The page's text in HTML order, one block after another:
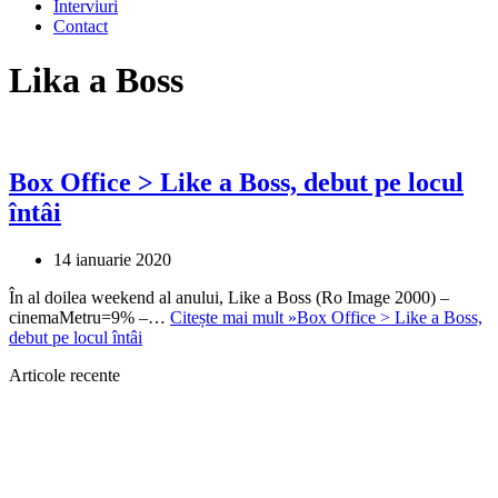
Interviuri
Contact
Lika a Boss
Box Office > Like a Boss, debut pe locul
întâi
14 ianuarie 2020
În al doilea weekend al anului, Like a Boss (Ro Image 2000) –
cinemaMetru=9% –… Citește mai mult »Box Office > Like a Boss,
debut pe locul întâi
Articole recente